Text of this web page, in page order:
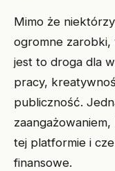
Mimo że
ogromne zarobki,
jest to droga dla
pracy,
publiczność.
tej platformie i
finansowe.